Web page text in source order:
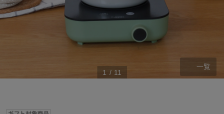
1 / 11
一覧
ステージが上がれば送料無料・返品引取無料！
さらにポイント還元最大16倍！
ベルメゾン・ポイントについて